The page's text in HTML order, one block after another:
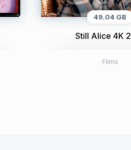
49.04 GB
Still Alice 4K
Films